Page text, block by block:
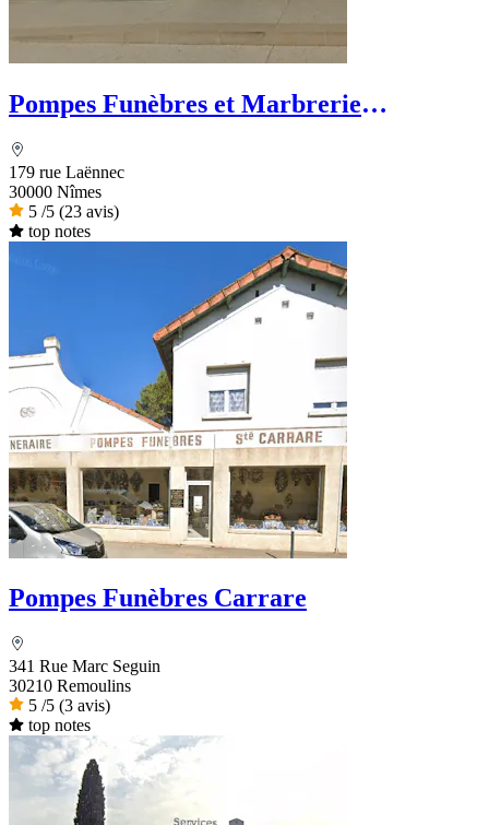
Pompes Funèbres et Marbrerie
179 rue Laënnec
30000 Nîmes
5 /5 (23 avis)
top notes
Pompes Funèbres Carrare
341 Rue Marc Seguin
30210 Remoulins
5 /5 (3 avis)
top notes